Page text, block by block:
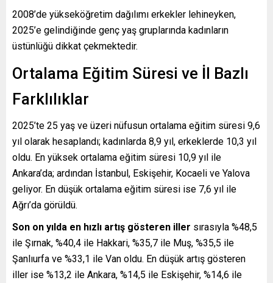
2008’de yükseköğretim dağılımı erkekler lehineyken,
2025’e gelindiğinde genç yaş gruplarında kadınların
üstünlüğü dikkat çekmektedir.
Ortalama Eğitim Süresi ve İl Bazlı
Farklılıklar
2025’te 25 yaş ve üzeri nüfusun ortalama eğitim süresi 9,6
yıl olarak hesaplandı; kadınlarda 8,9 yıl, erkeklerde 10,3 yıl
oldu. En yüksek ortalama eğitim süresi 10,9 yıl ile
Ankara’da; ardından İstanbul, Eskişehir, Kocaeli ve Yalova
geliyor. En düşük ortalama eğitim süresi ise 7,6 yıl ile
Ağrı’da görüldü.
Son on yılda en hızlı artış gösteren iller sırasıyla %48,5
ile Şırnak, %40,4 ile Hakkari, %35,7 ile Muş, %35,5 ile
Şanlıurfa ve %33,1 ile Van oldu. En düşük artış gösteren
iller ise %13,2 ile Ankara, %14,5 ile Eskişehir, %14,6 ile